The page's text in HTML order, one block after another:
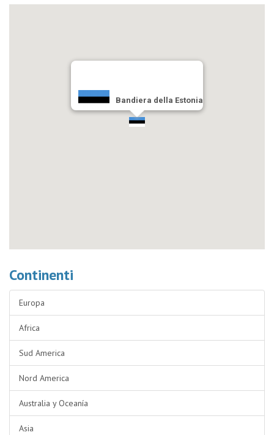
Bandiera della Estonia
Continenti
Europa
Africa
Sud America
Nord America
Australia y Oceanía
Asia